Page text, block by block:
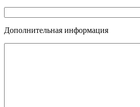
Дополнительная информация